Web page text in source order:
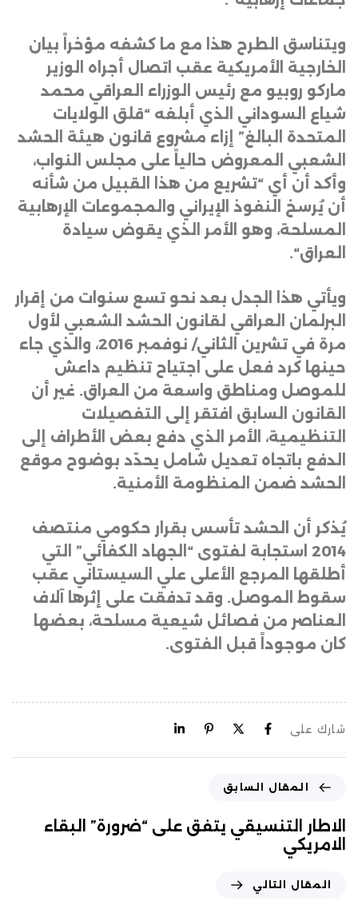
ويتناسق الطرح هذا مع ما كشفه مؤخراً بيان
الخارجية الأمريكية عقب اتصال أجراه الوزير
ماركو روبيو مع رئيس الوزراء العراقي محمد
شياع السوداني الذي أبلغه “قلق الولايات
المتحدة البالغ” إزاء مشروع قانون هيئة الحشد
الشعبي المعروض حالياً على مجلس النواب،
وأكد أن أي “تشريع من هذا القبيل من شأنه
أن يُرسخ النفوذ الإيراني والمجموعات الإرهابية
المسلحة، وهو الأمر الذي يقوض سيادة
العراق“.
ويأتي هذا الجدل بعد نحو تسع سنوات من إقرار
البرلمان العراقي لقانون الحشد الشعبي لأول
مرة في تشرين الثاني/ نوفمبر 2016، والذي جاء
حينها كرد فعل على اجتياح تنظيم داعش
للموصل ومناطق واسعة من العراق. غير أن
القانون السابق افتقر إلى التفصيلات
التنظيمية، الأمر الذي دفع بعض الأطراف إلى
الدفع باتجاه تعديل شامل يحدّد بوضوح موقع
الحشد ضمن المنظومة الأمنية.
يُذكر أن الحشد تأسس بقرار حكومي منتصف
2014 استجابة لفتوى “الجهاد الكفائي” التي
أطلقها المرجع الأعلى علي السيستاني عقب
سقوط الموصل. وقد تدفقت على إثرها آلاف
العناصر من فصائل شيعية مسلحة، بعضها
كان موجوداً قبل الفتوى.
شارك على
المقال السابق
الاطار التنسيقي يتفق على “ضرورة” البقاء
الامريكي
المقال التالي